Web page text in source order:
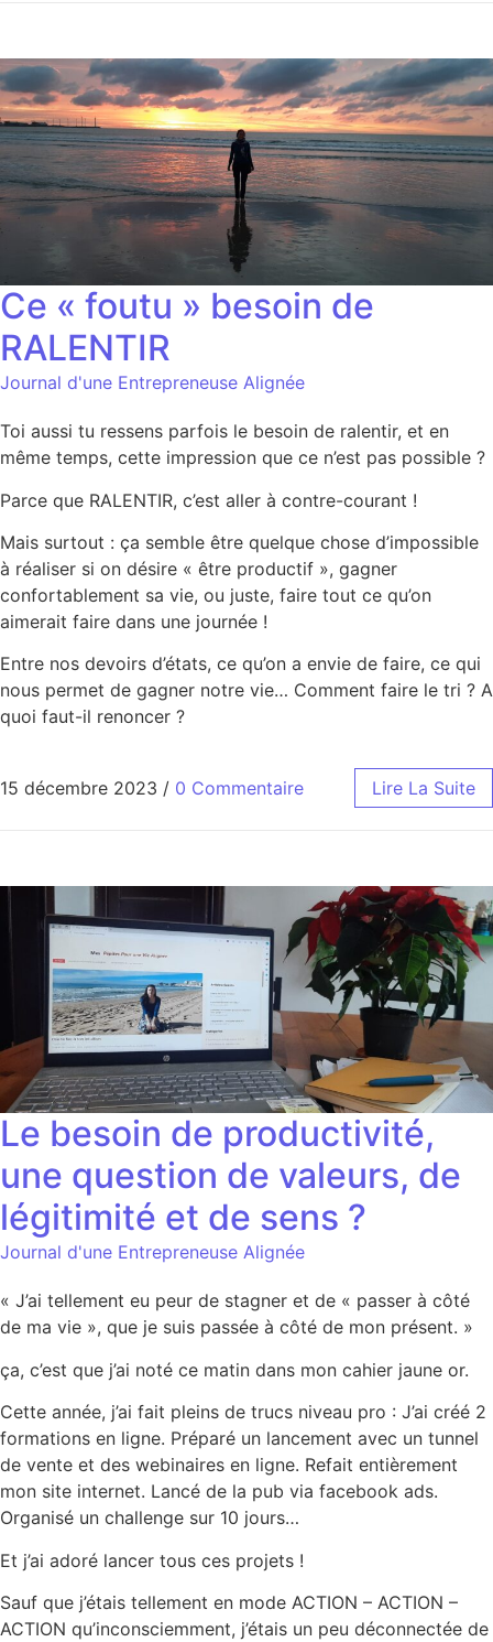
Ce « foutu » besoin de
RALENTIR
Journal d'une Entrepreneuse Alignée
Toi aussi tu ressens parfois le besoin de ralentir, et en
même temps, cette impression que ce n’est pas possible ?
Parce que RALENTIR, c’est aller à contre-courant !
Mais surtout : ça semble être quelque chose d’impossible
à réaliser si on désire « être productif », gagner
confortablement sa vie, ou juste, faire tout ce qu’on
aimerait faire dans une journée !
Entre nos devoirs d’états, ce qu’on a envie de faire, ce qui
nous permet de gagner notre vie… Comment faire le tri ? A
quoi faut-il renoncer ?
15 décembre 2023 / 0 Commentaire Lire La Suite
Le besoin de productivité,
une question de valeurs, de
légitimité et de sens ?
Journal d'une Entrepreneuse Alignée
« J’ai tellement eu peur de stagner et de « passer à côté
de ma vie », que je suis passée à côté de mon présent. »
ça, c’est que j’ai noté ce matin dans mon cahier jaune or.
Cette année, j’ai fait pleins de trucs niveau pro : J’ai créé 2
formations en ligne. Préparé un lancement avec un tunnel
de vente et des webinaires en ligne. Refait entièrement
mon site internet. Lancé de la pub via facebook ads.
Organisé un challenge sur 10 jours…
Et j’ai adoré lancer tous ces projets !
Sauf que j’étais tellement en mode ACTION – ACTION –
ACTION qu’inconsciemment, j’étais un peu déconnectée de